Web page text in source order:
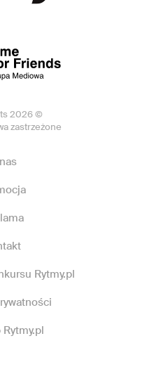
2026 ©
zastrzeżone
Rytmy.pl